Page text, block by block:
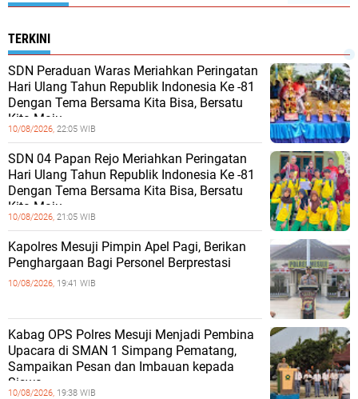
TERKINI
SDN Peraduan Waras Meriahkan Peringatan
Hari Ulang Tahun Republik Indonesia Ke -81
Dengan Tema Bersama Kita Bisa, Bersatu
Kita Maju
10/08/2026, 22:05 WIB
SDN 04 Papan Rejo Meriahkan Peringatan
Hari Ulang Tahun Republik Indonesia Ke -81
Dengan Tema Bersama Kita Bisa, Bersatu
Kita Maju
10/08/2026, 21:05 WIB
Kapolres Mesuji Pimpin Apel Pagi, Berikan
Penghargaan Bagi Personel Berprestasi
10/08/2026, 19:41 WIB
Kabag OPS Polres Mesuji Menjadi Pembina
Upacara di SMAN 1 Simpang Pematang,
Sampaikan Pesan dan Imbauan kepada
Siswa
10/08/2026, 19:38 WIB